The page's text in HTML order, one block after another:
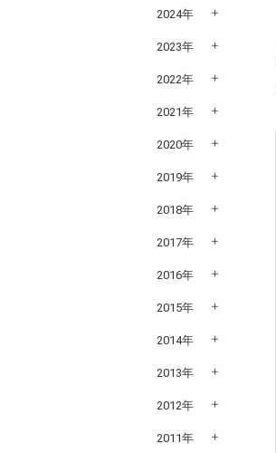
2024年
2023年
2022年
2021年
2020年
2019年
2018年
2017年
2016年
2015年
2014年
2013年
2012年
2011年